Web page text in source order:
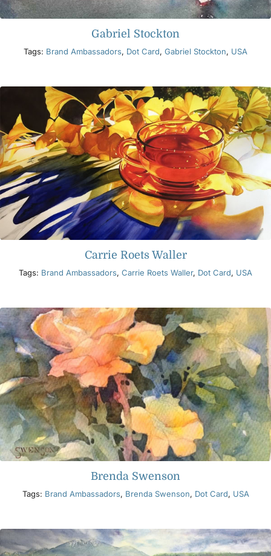
Gabriel Stockton
Tags: Brand Ambassadors, Dot Card, Gabriel Stockton, USA
Carrie Roets Waller
Tags: Brand Ambassadors, Carrie Roets Waller, Dot Card, USA
Brenda Swenson
Tags: Brand Ambassadors, Brenda Swenson, Dot Card, USA